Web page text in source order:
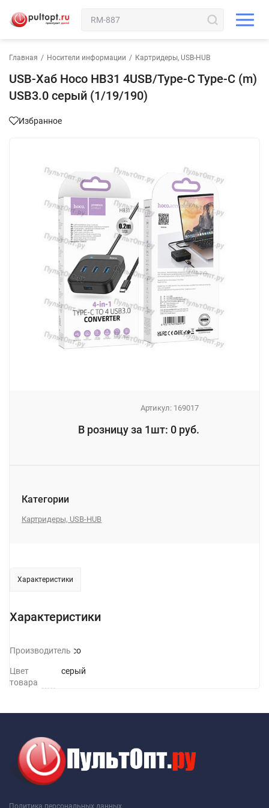
Главная / Носители информации / Картридеры, USB-HUB
USB-Хаб Hoco HB31 4USB/Type-C Type-C (m)
USB3.0 серый (1/19/190)
Избранное
Артикул: 169017
В розницу за 1шт: 0 руб.
Категории
Картридеры, USB-HUB
Характеристики
Характеристики
ПроизводительHoco
Цвет
товара
серый
Политика персональных данных